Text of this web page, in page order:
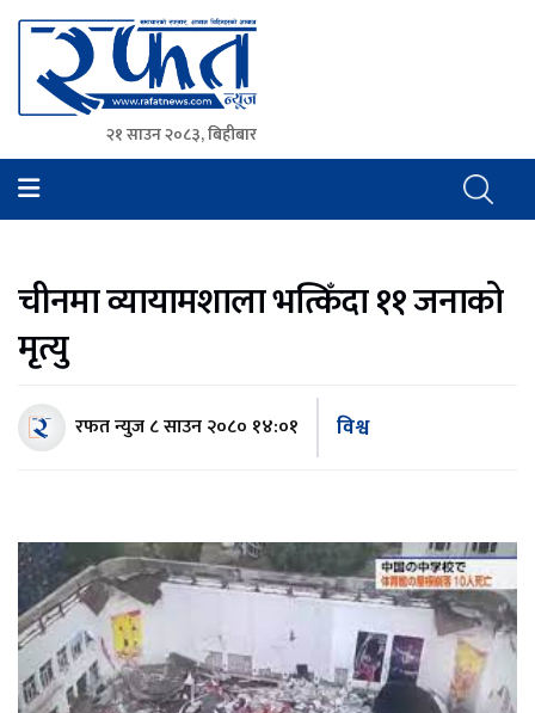
Rafat News
समाचारको रफ्तार, आवाज बिहिनहरुको आवाज
२१ साउन २०८३, बिहीबार
चीनमा व्यायामशाला भत्किँदा ११ जनाको
मृत्यु
रफत न्युज८ साउन २०८० १४:०१ विश्व